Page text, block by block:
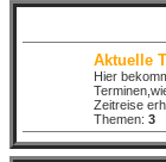
Aktuelle
Hier
Zeitreise
Themen: 3